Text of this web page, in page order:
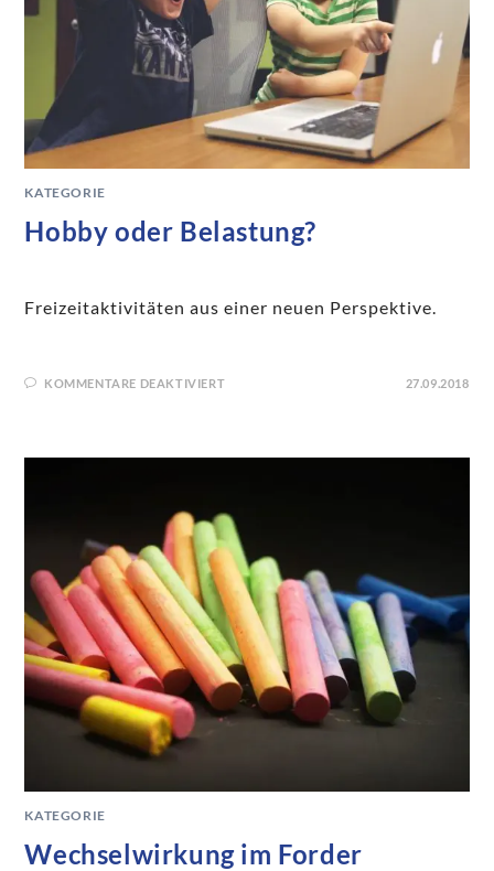
KATEGORIE
Hobby oder Belastung?
Freizeitaktivitäten aus einer neuen Perspektive.
KOMMENTARE DEAKTIVIERT 27.09.2018
KATEGORIE
Wechselwirkung im Forder